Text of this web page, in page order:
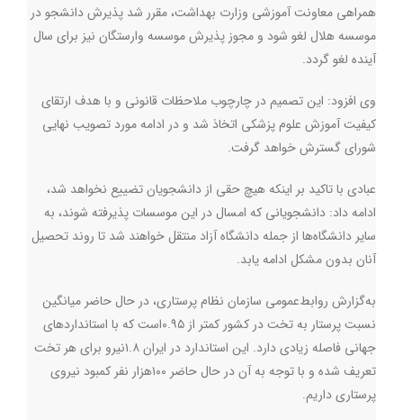
همراهی معاونت آموزشی وزارت بهداشت، مقرر شد پذیرش دانشجو در
موسسه هلال لغو شود و مجوز پذیرش موسسه وارستگان نیز برای سال
آینده لغو گردد.
وی افزود: این تصمیم در چارچوب ملاحظات قانونی و با هدف ارتقای
کیفیت آموزش علوم پزشکی اتخاذ شد و در ادامه‌ مورد تصویب نهایی
شورای گسترش خواهد گرفت.
عبادی با تاکید بر اینکه هیچ حقی از دانشجویان تضییع نخواهد شد،
ادامه داد: دانشجویانی که امسال در این موسسات پذیرفته شوند، به
سایر دانشگاه‌ها از جمله دانشگاه آزاد منتقل خواهند شد تا روند تحصیل
آنان بدون مشکل ادامه یابد.
به‌گزارش روابط‌عمومی سازمان نظام پرستاری، در حال حاضر میانگین
نسبت پرستار به تخت در کشور کمتر از ۰.۹۵است که با استانداردهای
جهانی‌ فاصله زیادی دارد. این استاندارد در ایران ۱.۸نیرو برای هر تخت
تعریف شده و با توجه به آن در حال حاضر ۱۰۰هزار نفر کمبود نیروی
پرستاری داریم.